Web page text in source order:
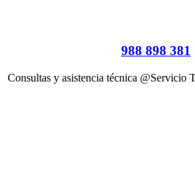
988 898 381
Consultas y asistencia técnica @Servicio